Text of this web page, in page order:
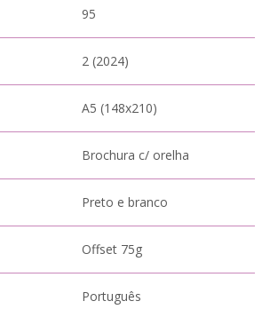
95
2 (2024)
A5 (148x210)
Brochura c/ orelha
Preto e branco
Offset 75g
Português